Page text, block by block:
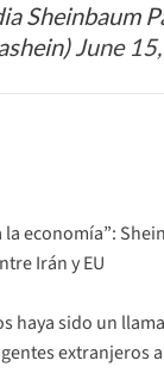
Sheinbaum
June
economía”:
Irán y EU
haya sido un
extranjeros